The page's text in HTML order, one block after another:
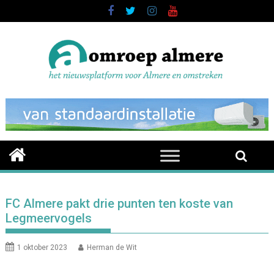
to
FC Almere pakt drie punten ten koste van
Legmeervogels
1 oktober 2023 Herman de Wit